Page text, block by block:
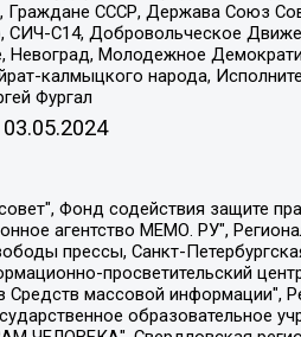
СССР, Держава Союз
С14, Добровольческое
Невоград, Молодежное
калмыцкого народа,
Фургал
03.05.2024
Артем Валерьевич, Ивановская областная общественная организация "Центр гендерных исследований", Гурман Юрий Альбертович, Медиапроект "ОВД-Инфо", Егоров Владимир Владимирович, Жилинский Владимир Александрович, Общество с ограниченной ответственностью "ЗП", Иванова София Юрьевна, Карезина Инна Павловна, Кильтау Екатерина Викторовна, Петров Алексей Викторович, Пискунов Сергей Евгеньевич, Смирнов Сергей Сергеевич, Тихонов Михаил Сергеевич, Общество с ограниченной ответственностью "ЖУРНАЛИСТ-ИНОСТРАННЫЙ АГЕНТ", Арапова Галина Юрьевна, Вольтская Татьяна Анатольевна, Американская компания "Mason G.E.S. Anonymous Foundation" (США), являющаяся владельцем интернет-издания https://mnews.world/, Компания "Stichting Bellingcat", зарегистрированная в Нидерландах (дата регистрации 11.07.2018), Захаров Андрей Вячеславович, Клепиковская Екатерина Дмитриевна, Общество с ограниченной ответственностью "МЕМО", Перл Роман Александрович, Симонов Евгений Алексеевич, Соловьева Елена Анатольевна, Сотников Даниил Владимирович, Сурначева Елизавета Дмитриевна, Автономная некоммерческая организация по защите прав человека и информированию населения "Якутия – Наше Мнение", Общество с ограниченной ответственностью "Москоу диджитал медиа", с 26.01.2023 Общество с ограниченной ответственностью "Чайка Белые сады", Ветошкина Валерия Валерьевна, Заговора Максим Александрович, Межрегиональное общественное движение "Российская ЛГБТ - сеть", Оленичев Максим Владимирович, Павлов Иван Юрьевич, Скворцова Елена Сергеевна, Общество с ограниченной ответственностью "Как бы инагент", Кочетков Игорь Викторович, Общество с ограниченной ответственностью "Честные выборы", Еланчик Олег Александрович, Общество с ограниченной ответственностью "Нобелевский призыв", Гималова Регина Эмилевна, Григорьев Андрей Валерьевич, Григорьева Алина Александровна, Ассоциация по содействию защите прав призывников, альтернативнослужащих и военнослужащих "Правозащитная группа